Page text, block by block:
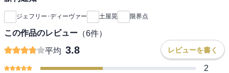
ジェフリー･ディーヴァー 土屋晃 限界点
この作品のレビュー （6件）
平均 3.8 レビューを書く
2